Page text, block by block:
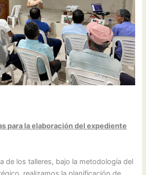
para la elaboración del expediente
de los talleres, bajo la metodología del